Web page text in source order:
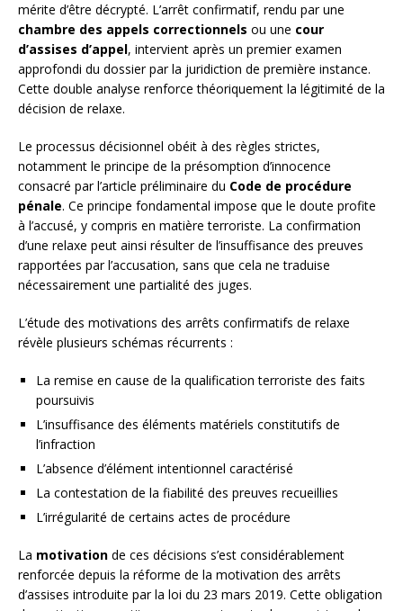
mérite d’être décrypté. L’arrêt confirmatif, rendu par une
chambre des appels correctionnels ou une cour
d’assises d’appel, intervient après un premier examen
approfondi du dossier par la juridiction de première instance.
Cette double analyse renforce théoriquement la légitimité de la
décision de relaxe.
Le processus décisionnel obéit à des règles strictes,
notamment le principe de la présomption d’innocence
consacré par l’article préliminaire du Code de procédure
pénale. Ce principe fondamental impose que le doute profite
à l’accusé, y compris en matière terroriste. La confirmation
d’une relaxe peut ainsi résulter de l’insuffisance des preuves
rapportées par l’accusation, sans que cela ne traduise
nécessairement une partialité des juges.
L’étude des motivations des arrêts confirmatifs de relaxe
révèle plusieurs schémas récurrents :
La remise en cause de la qualification terroriste des faits
poursuivis
L’insuffisance des éléments matériels constitutifs de
l’infraction
L’absence d’élément intentionnel caractérisé
La contestation de la fiabilité des preuves recueillies
L’irrégularité de certains actes de procédure
La motivation de ces décisions s’est considérablement
renforcée depuis la réforme de la motivation des arrêts
d’assises introduite par la loi du 23 mars 2019. Cette obligation